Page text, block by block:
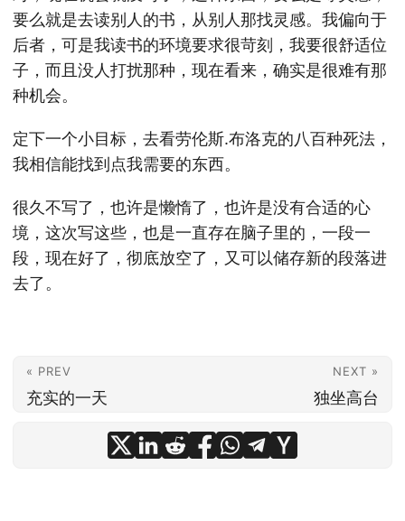
要么就是去读别人的书，从别人那找灵感。我偏向于
后者，可是我读书的环境要求很苛刻，我要很舒适位
子，而且没人打扰那种，现在看来，确实是很难有那
种机会。
定下一个小目标，去看劳伦斯.布洛克的八百种死法，
我相信能找到点我需要的东西。
很久不写了，也许是懒惰了，也许是没有合适的心
境，这次写这些，也是一直存在脑子里的，一段一
段，现在好了，彻底放空了，又可以储存新的段落进
去了。
« PREV
充实的一天
NEXT »
独坐高台